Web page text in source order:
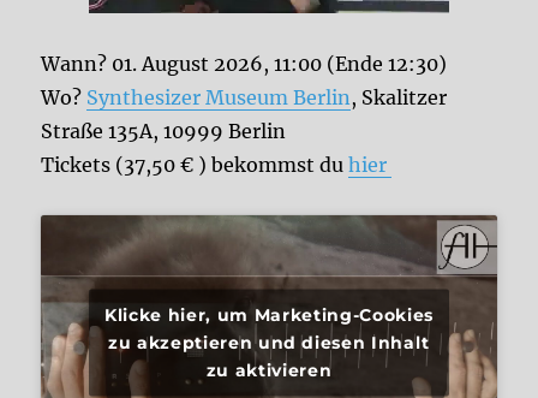
Wann? 01. August 2026, 11:00 (Ende 12:30)
Wo? Synthesizer Museum Berlin , Skalitzer
Straße 135A, 10999 Berlin
Tickets (37,50 € ) bekommst duhier
Klicke hier, um Marketing-Cookies
zu akzeptieren und diesen Inhalt
zu aktivieren